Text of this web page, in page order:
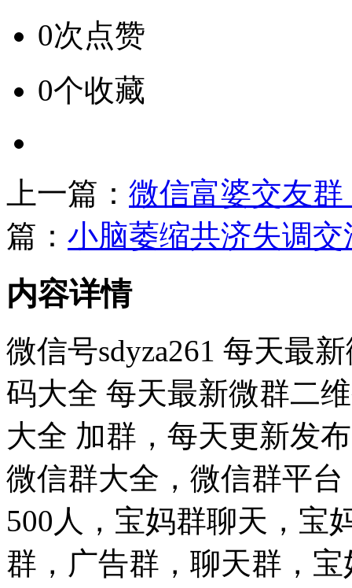
0次点赞
0个收藏
上一篇： 微信富婆交友
篇： 小脑萎缩共济失调交
内容详情
微信号sdyza261 每天最
码大全 每天最新微群二
大全 加群，每天更新发
微信群大全，微信群平
500人，宝妈群聊天，宝
群，广告群，聊天群，